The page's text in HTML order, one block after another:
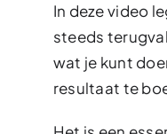
In deze video
steeds
wat je kunt
resultaat te